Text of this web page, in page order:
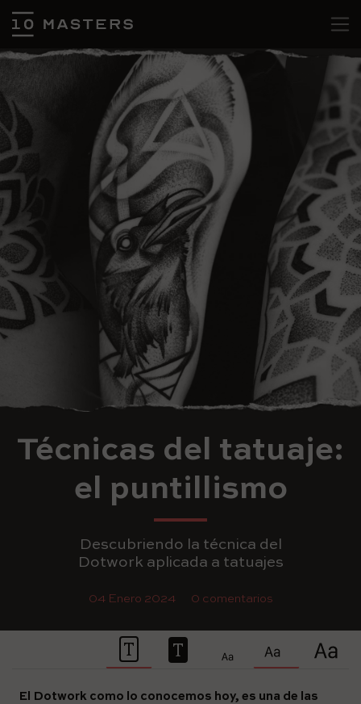
Técnicas del tatuaje:
el puntillismo
Descubriendo la técnica del
Dotwork aplicada a tatuajes
04 Enero 2024 0 comentarios
El Dotwork como lo conocemos hoy, es una de las